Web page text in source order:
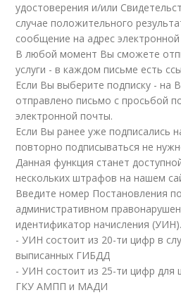
удостоверения и/или
случае положительного
сообщение на адрес
В любой момент Вы сможете
услуги - в каждом письме есть
Если Вы выберите подписку - на
отправлено письмо с просьбой
электронной почты.
Если Вы ранее уже подписались
повторно подписываться не
Данная функция станет
нескольких штрафов на нашем
Введите номер Постановления
административном
идентификатор начисления (УИН).
- УИН состоит из 20-ти цифр в
выписанных ГИБДД
- УИН состоит из 25-ти цифр
ГКУ АМПП и МАДИ